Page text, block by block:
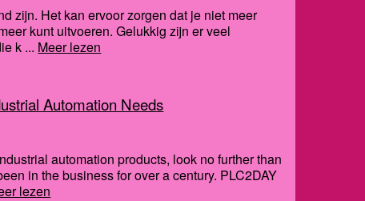
zijn. Het kan ervoor zorgen dat je niet meer
kunt uitvoeren. Gelukkig zijn er veel
k ... Meer lezen
Automation Needs
automation products, look no further than
in the business for over a century. PLC2DAY
lezen